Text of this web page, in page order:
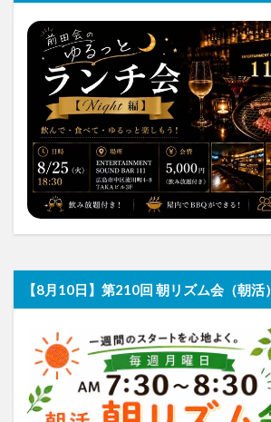
【8月10日】第210回 朝リズム会（朝活）